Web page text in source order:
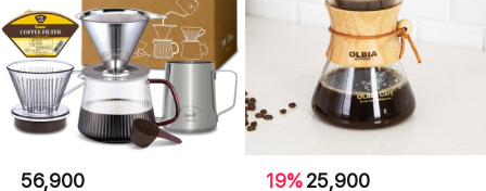
56,900 19%25,900